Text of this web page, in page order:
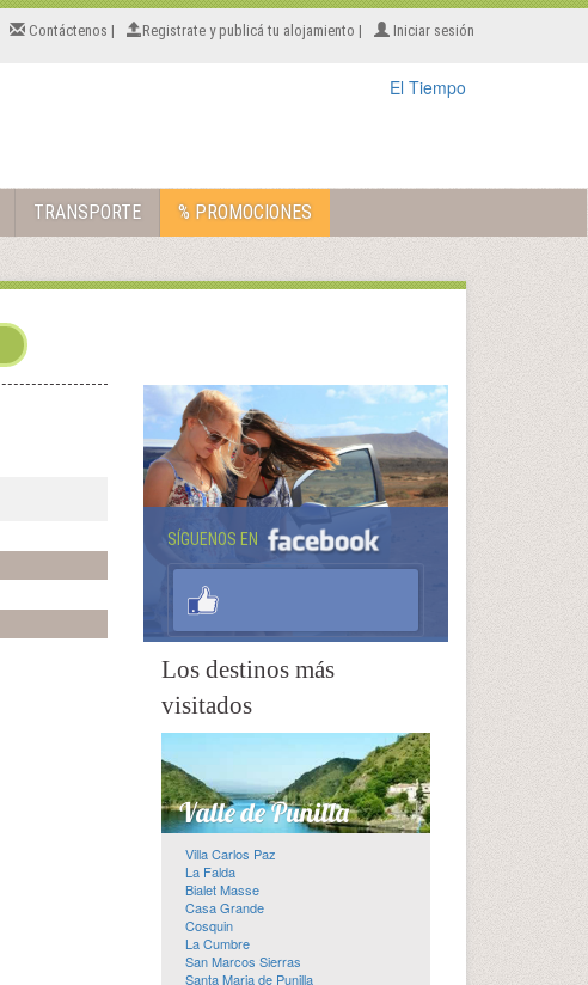
Contáctenos | Registrate y publicá tu alojamiento | Iniciar sesión
El Tiempo
TRANSPORTE % PROMOCIONES
SÍGUENOS EN
Los destinos más
visitados
Villa Carlos Paz
La Falda
Bialet Masse
Casa Grande
Cosquin
La Cumbre
San Marcos Sierras
Santa Maria de Punilla